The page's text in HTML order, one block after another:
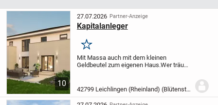
10
27.07.2026 Partner-Anzeige
Kapitalanleger
Merken
Mit Massa auch mit dem kleinen
Geldbeutel zum eigenen Haus.Wer träumt
eigenen Garten - Musik auch mal etwas42799 Leichlingen (Rheinland) (Blütenstadt)